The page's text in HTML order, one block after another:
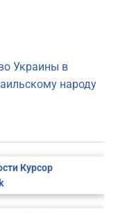
Украины в
народу
Курсор